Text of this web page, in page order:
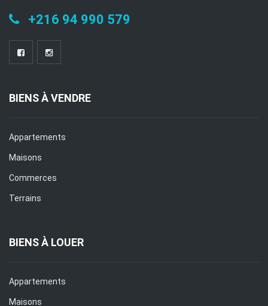
+216 94 990 579
BIENS À VENDRE
Appartements
Maisons
Commerces
Terrains
BIENS À LOUER
Appartements
Maisons